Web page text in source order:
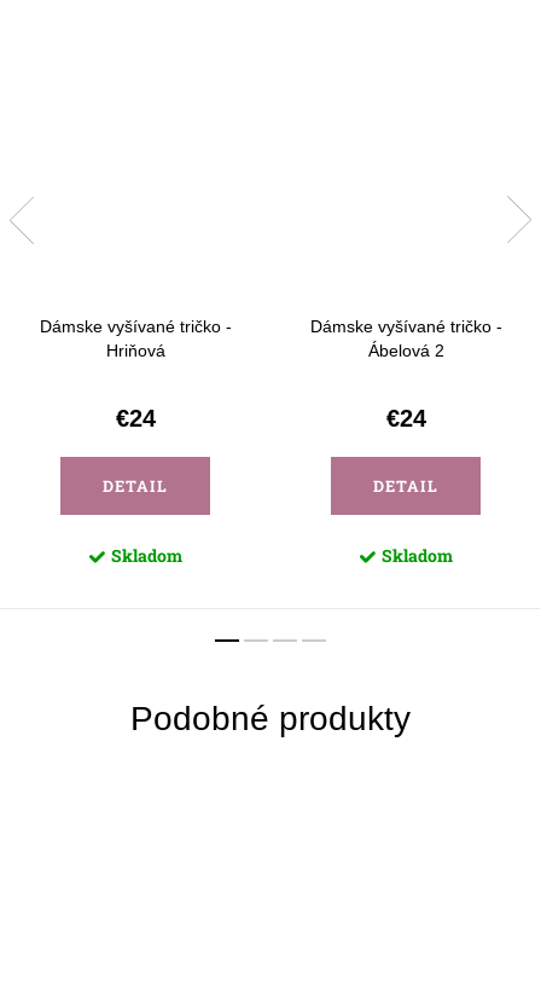
Dámske vyšívané tričko -
Hriňová
€24
DETAIL
Skladom
Dámske vyšívané tričko -
Ábelová 2
€24
DETAIL
Skladom